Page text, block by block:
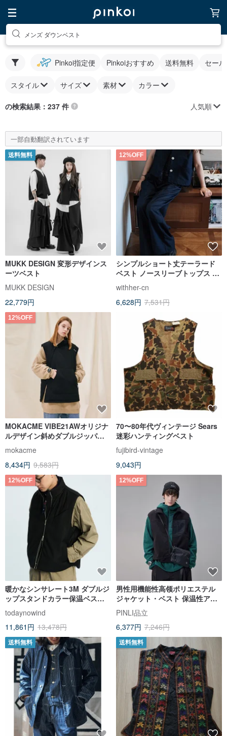
メンズ ダウンベスト
Pinkoi指定便 Pinkoiおすすめ 送料無料 セー
スタイル サイズ 素材 カラー
の検索結果：237 件 人気順
一部自動翻訳されています
送料無料
MUKK DESIGN 変形デザインス
ーツベスト
MUKK DESIGN
22,779円
12%OFF
シンプルショート丈テーラード
ベスト ノースリーブトップス レ
ディース
withher-cn
6,628円 7,531円
12%OFF
MOKACME VIBE21AWオリジナ
ルデザイン斜めダブルジッパー
サムライキルティングベストメ
ンズ＆レディース
mokacme
8,434円 9,583円
70〜80年代ヴィンテージ Sears
迷彩ハンティングベスト
fujibird-vintage
9,043円
12%OFF
暖かなシンサレート3M ダブルジ
ップスタンドカラー保温ベスト
ジャケット 男女兼用
todaynowind
11,861円 13,478円
12%OFF
男性用機能性高领ポリエステル
ジャケット・ベスト 保温性アウ
ター
PINLI品立
6,377円 7,246円
送料無料 送料無料